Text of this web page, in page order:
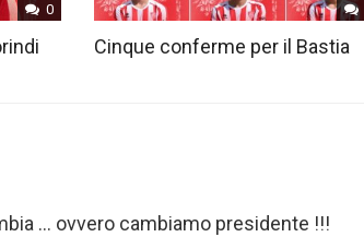
0
Cinque conferme per il Bastia
… ovvero cambiamo presidente !!!